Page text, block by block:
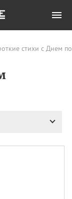
стихи с Днем
Все
жертв
пудинга
Bear Day)